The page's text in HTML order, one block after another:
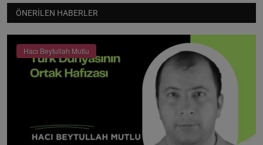
ÖNERILEN HABERLER
Hacı Beytullah Mutlu